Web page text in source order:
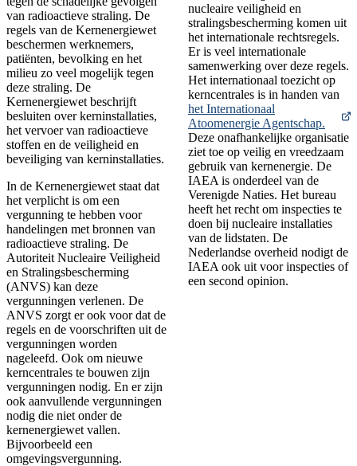
van radioactieve straling. De
regels van de Kernenergiewet
beschermen werknemers,
patiënten, bevolking en het
milieu zo veel mogelijk tegen
deze straling. De
Kernenergiewet beschrijft
besluiten over kerninstallaties,
het vervoer van radioactieve
stoffen en de veiligheid en
beveiliging van kerninstallaties.
In de Kernenergiewet staat dat
het verplicht is om een
vergunning te hebben voor
handelingen met bronnen van
radioactieve straling. De
Autoriteit Nucleaire Veiligheid
en Stralingsbescherming
(ANVS) kan deze
vergunningen verlenen. De
ANVS zorgt er ook voor dat de
regels en de voorschriften uit de
vergunningen worden
nageleefd. Ook om nieuwe
kerncentrales te bouwen zijn
vergunningen nodig. En er zijn
ook aanvullende vergunningen
nodig die niet onder de
kernenergiewet vallen.
Bijvoorbeeld een
omgevingsvergunning.
nucleaire veiligheid en
stralingsbescherming komen uit
het internationale rechtsregels.
Er is veel internationale
samenwerking over deze regels.
Het internationaal toezicht op
kerncentrales is in handen van
het Internationaal
Atoomenergie Agentschap.
Deze onafhankelijke organisatie
ziet toe op veilig en vreedzaam
gebruik van kernenergie. De
IAEA is onderdeel van de
Verenigde Naties. Het bureau
heeft het recht om inspecties te
doen bij nucleaire installaties
van de lidstaten. De
Nederlandse overheid nodigt de
IAEA ook uit voor inspecties of
een second opinion.